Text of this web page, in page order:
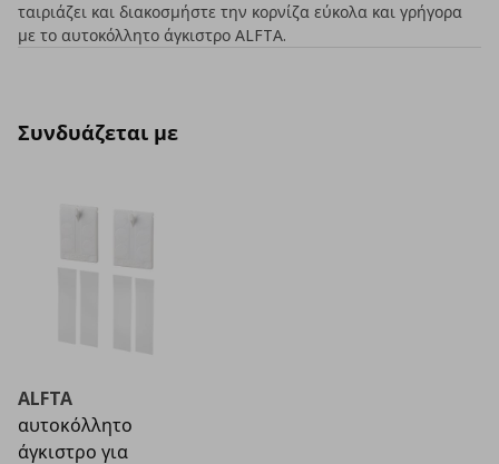
ταιριάζει και διακοσμήστε την κορνίζα εύκολα και γρήγορα
με το αυτοκόλλητο άγκιστρο ALFTΑ.
Συνδυάζεται με
ALFTA
αυτοκόλλητο
άγκιστρο για